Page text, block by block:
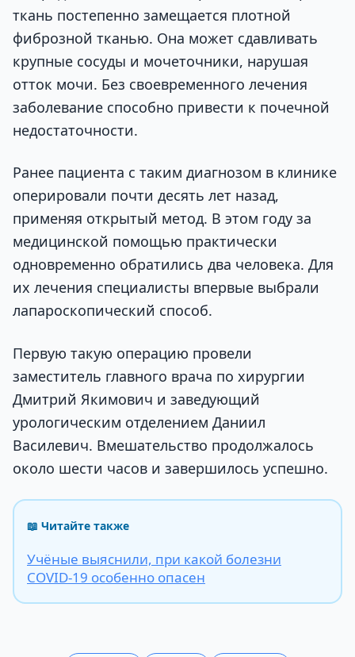
ткань постепенно замещается плотной
фиброзной тканью. Она может сдавливать
крупные сосуды и мочеточники, нарушая
отток мочи. Без своевременного лечения
заболевание способно привести к почечной
недостаточности.
Ранее пациента с таким диагнозом в клинике
оперировали почти десять лет назад,
применяя открытый метод. В этом году за
медицинской помощью практически
одновременно обратились два человека. Для
их лечения специалисты впервые выбрали
лапароскопический способ.
Первую такую операцию провели
заместитель главного врача по хирургии
Дмитрий Якимович и заведующий
урологическим отделением Даниил
Василевич. Вмешательство продолжалось
около шести часов и завершилось успешно.
📖 Читайте также
Учёные выяснили, при какой болезни
COVID-19 особенно опасен